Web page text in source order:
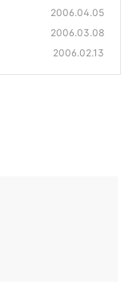
2006.04.05
2006.03.08
2006.02.13